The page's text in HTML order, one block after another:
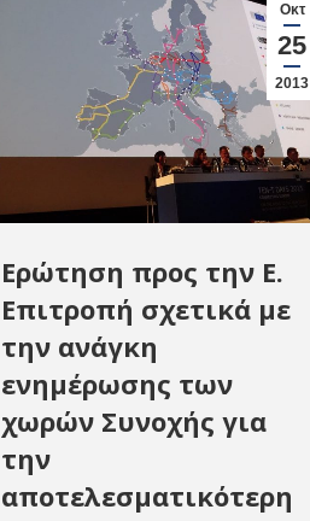
Οκτ
25
2013
Ερώτηση προς την Ε.
Επιτροπή σχετικά με
την ανάγκη
ενημέρωσης των
χωρών Συνοχής για
την
αποτελεσματικότερη